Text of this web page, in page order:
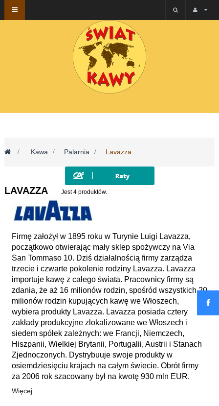
Przełącz
nawigacji
> Kawa > Palarnia > Lavazza
LAVAZZA Jest 4 produktów.
Firmę założył w 1895 roku w Turynie Luigi Lavazza,
początkowo otwierając mały sklep spożywczy na Via
San Tommaso 10. Dziś działalnością firmy zarządza
trzecie i czwarte pokolenie rodziny Lavazza. Lavazza
importuje kawę z całego świata. Pracownicy firmy są
zdania, że aż 16 milionów rodzin, spośród wszystkich 20
milionów rodzin kupujących kawę we Włoszech,
wybiera produkty Lavazza. Lavazza posiada cztery
zakłady produkcyjne zlokalizowane we Włoszech i
siedem spółek zależnych: we Francji, Niemczech,
Hiszpanii, Wielkiej Brytanii, Portugalii, Austrii i Stanach
Zjednoczonych. Dystrybuuje swoje produkty w
osiemdziesięciu krajach na całym świecie. Obrót firmy
za 2006 rok szacowany był na kwotę 930 mln EUR.
Więcej